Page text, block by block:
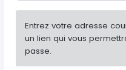
Entrez votre adresse
un lien qui vous
passe.